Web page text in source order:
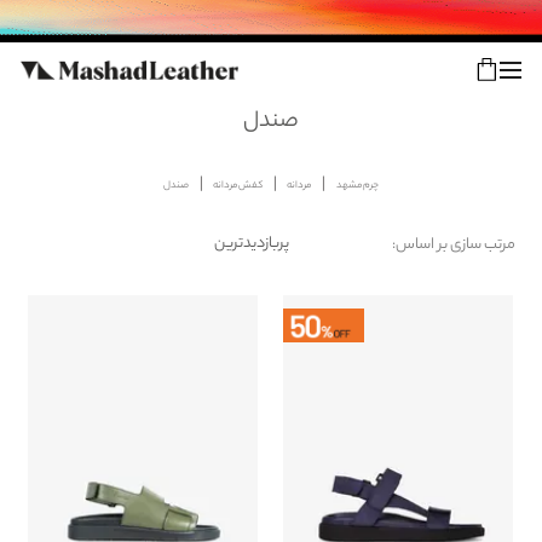
فروش سازمانی
صندل
چرم مشهد مردانه کفش مردانه صندل
مرتب سازی بر اساس:
مرتب